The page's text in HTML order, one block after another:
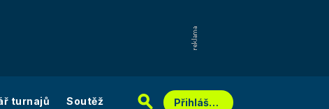
turnajů Soutěž Přihlášení